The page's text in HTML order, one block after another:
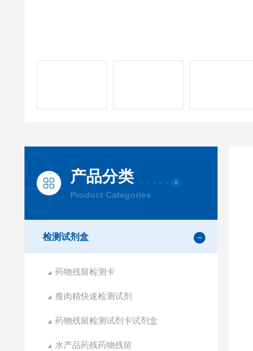
产品分类
Product Categories
检测试剂盒
药物残留检测卡
瘦肉精快速检测试剂
药物残留检测试剂卡试剂盒
水产品药残药物残留